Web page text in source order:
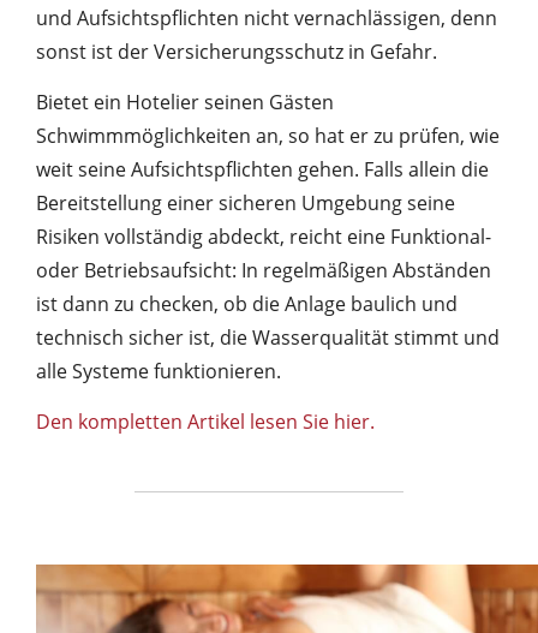
und Aufsichtspflichten nicht vernachlässigen, denn
sonst ist der Versicherungsschutz in Gefahr.
Bietet ein Hotelier seinen Gästen
Schwimmmöglichkeiten an, so hat er zu prüfen, wie
weit seine Aufsichtspflichten gehen. Falls allein die
Bereitstellung einer sicheren Umgebung seine
Risiken vollständig abdeckt, reicht eine Funktional-
oder Betriebsaufsicht: In regelmäßigen Abständen
ist dann zu checken, ob die Anlage baulich und
technisch sicher ist, die Wasserqualität stimmt und
alle Systeme funktionieren.
Den kompletten Artikel lesen Sie hier.